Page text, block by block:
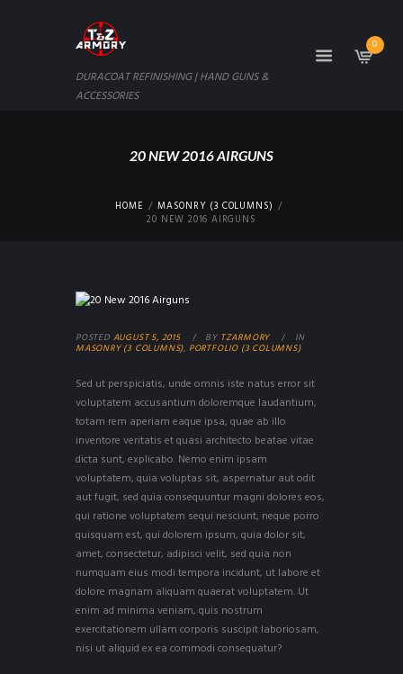
DURACOAT REFINISHING | HAND GUNS &
ACCESSORIES
0
20 NEW 2016 AIRGUNS
HOME
MASONRY (3 COLUMNS)
20 NEW 2016 AIRGUNS
POSTED AUGUST 5, 2015 BY TZARMORY IN
MASONRY (3 COLUMNS), PORTFOLIO (3 COLUMNS)
Sed ut perspiciatis, unde omnis iste natus error sit
voluptatem accusantium doloremque laudantium,
totam rem aperiam eaque ipsa, quae ab illo
inventore veritatis et quasi architecto beatae vitae
dicta sunt, explicabo. Nemo enim ipsam
voluptatem, quia voluptas sit, aspernatur aut odit
aut fugit, sed quia consequuntur magni dolores eos,
qui ratione voluptatem sequi nesciunt, neque porro
quisquam est, qui dolorem ipsum, quia dolor sit,
amet, consectetur, adipisci velit, sed quia non
numquam eius modi tempora incidunt, ut labore et
dolore magnam aliquam quaerat voluptatem. Ut
enim ad minima veniam, quis nostrum
exercitationem ullam corporis suscipit laboriosam,
nisi ut aliquid ex ea commodi consequatur?